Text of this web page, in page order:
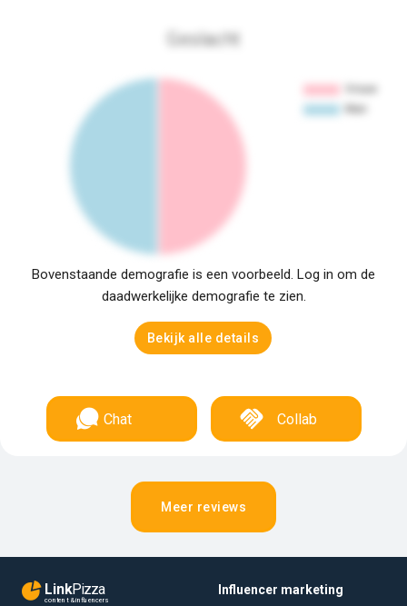
Geslacht
Bovenstaande demografie is een voorbeeld. Log in om de
daadwerkelijke demografie te zien.
Bekijk alle details
Chat Collab
Meer reviews
LinkPizza
content & influencers
Influencer marketing